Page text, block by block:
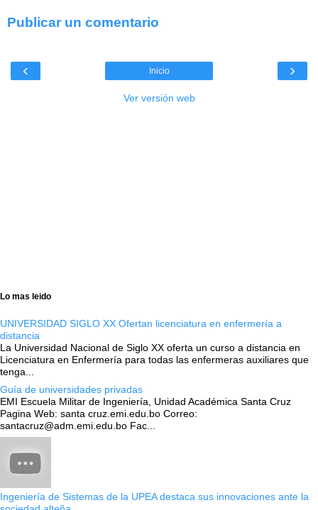
Publicar un comentario
‹ ›
Inicio
Ver versión web
Lo mas leido
UNIVERSIDAD SIGLO XX Ofertan licenciatura en enfermería a
distancia
La Universidad Nacional de Siglo XX oferta un curso a distancia en
Licenciatura en Enfermería para todas las enfermeras auxiliares que
tenga...
Guía de universidades privadas
EMI Escuela Militar de Ingeniería, Unidad Académica Santa Cruz
Pagina Web: santa cruz.emi.edu.bo Correo:
santacruz@adm.emi.edu.bo Fac...
Ingeniería de Sistemas de la UPEA destaca sus innovaciones ante la